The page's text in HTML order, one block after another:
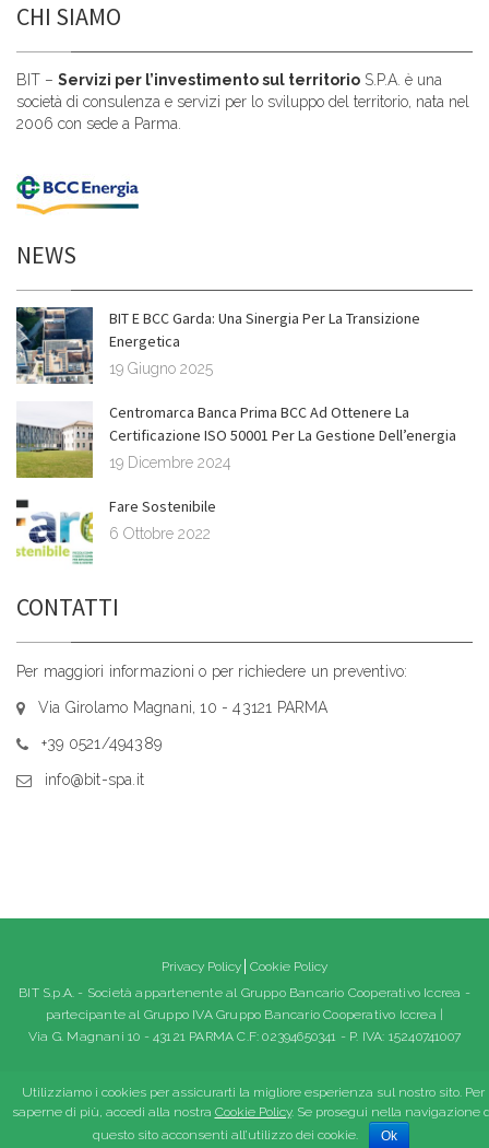
CHI SIAMO
BIT – Servizi per l’investimento sul territorio S.P.A. è una
società di consulenza e servizi per lo sviluppo del territorio, nata nel
2006 con sede a Parma.
NEWS
BIT E BCC Garda: Una Sinergia Per La Transizione
Energetica
19 Giugno 2025
Centromarca Banca Prima BCC Ad Ottenere La
Certificazione ISO 50001 Per La Gestione Dell’energia
19 Dicembre 2024
Fare Sostenibile
6 Ottobre 2022
CONTATTI
Per maggiori informazioni o per richiedere un preventivo:
Via Girolamo Magnani, 10 - 43121 PARMA
+39 0521/494389
info@bit-spa.it
Privacy Policy Cookie Policy
BIT S.p.A. - Società appartenente al Gruppo Bancario Cooperativo Iccrea -
partecipante al Gruppo IVA Gruppo Bancario Cooperativo Iccrea |
Via G. Magnani 10 - 43121 PARMA C.F: 02394650341 - P. IVA: 15240741007
Utilizziamo i cookies per assicurarti la migliore esperienza sul nostro sito. Per
saperne di più, accedi alla nostra Cookie Policy. Se prosegui nella navigazione
questo sito acconsenti all’utilizzo dei cookie.
Ok